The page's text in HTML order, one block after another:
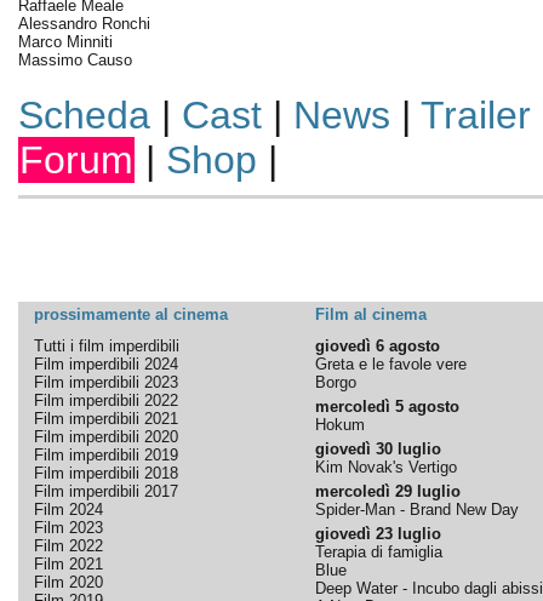
Raffaele Meale
Alessandro Ronchi
Marco Minniti
Massimo Causo
Scheda| Cast| News | Trailer
Forum | Shop |
prossimamente al cinema
Film al cinema
Tutti i film imperdibili
Film imperdibili 2024
Film imperdibili 2023
Film imperdibili 2022
Film imperdibili 2021
Film imperdibili 2020
Film imperdibili 2019
Film imperdibili 2018
Film imperdibili 2017
Film 2024
Film 2023
Film 2022
Film 2021
Film 2020
giovedì 6 agosto
Greta e le favole vere
Borgo
mercoledì 5 agosto
Hokum
giovedì 30 luglio
Kim Novak's Vertigo
mercoledì 29 luglio
Spider-Man - Brand New Day
giovedì 23 luglio
Terapia di famiglia
Blue
Deep Water - Incubo dagli abissi